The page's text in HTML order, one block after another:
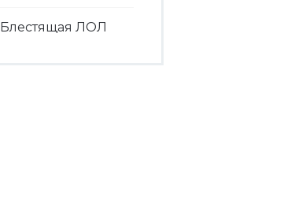
Блестящая ЛОЛ